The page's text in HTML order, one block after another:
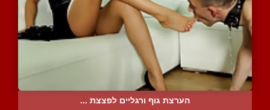
הערצת גוף ורגליים לפצצת ...